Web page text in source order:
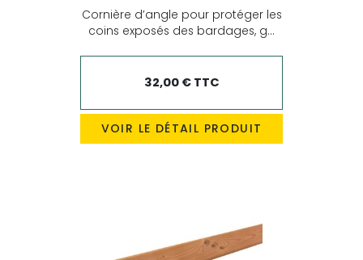
Cornière d’angle pour protéger les
coins exposés des bardages, g...
32,00 € TTC
VOIR LE DÉTAIL PRODUIT